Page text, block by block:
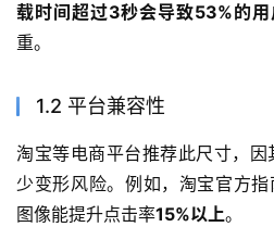
载时间超过3秒会导致53%的用
重。
1.2 平台兼容性
淘宝等电商平台推荐此尺寸，因
少变形风险。例如，淘宝官方
图像能提升点击率15%以上。